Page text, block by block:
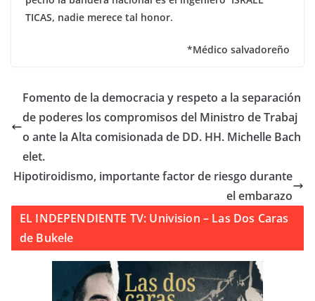
TICAS, nadie merece tal honor.
*Médico salvadoreño
Fomento de la democracia y respeto a la separación
de poderes los compromisos del Ministro de Trabaj
o ante la Alta comisionada de DD. HH. Michelle Bach
elet.
Hipotiroidismo, importante factor de riesgo durante
el embarazo
EL INDEPENDIENTE TV: Univision – Las Dos Caras
de Bukele